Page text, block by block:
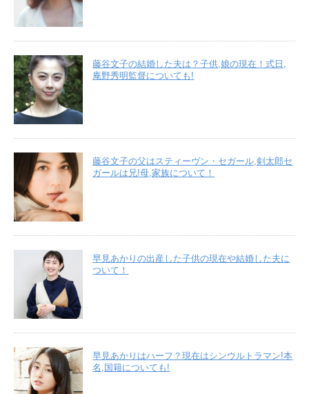
藤谷文子の結婚した夫は？子供,娘の現在！式日,
庵野秀明監督についても!
藤谷文子の父はスティーヴン・セガール,剣太郎セ
ガールは兄!母,家族について！
早見あかりの出産した子供の現在や結婚した夫に
ついて！
早見あかりはハーフ？現在はシンウルトラマン!本
名,国籍についても!